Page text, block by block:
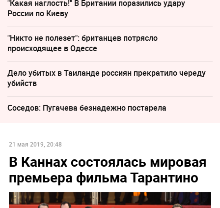
"Какая наглость!" В Британии поразились удару
России по Киеву
"Никто не полезет": британцев потрясло
происходящее в Одессе
Дело убитых в Таиланде россиян прекратило череду
убийств
Соседов: Пугачева безнадежно постарела
21 мая 2019, 20:48
В Каннах состоялась мировая
премьера фильма Тарантино